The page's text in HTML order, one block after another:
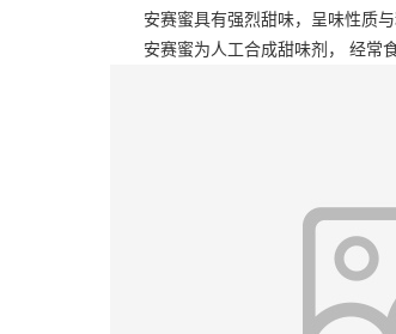
安赛蜜具有强烈甜味，呈味性质
安赛蜜为人工合成甜味剂， 经常